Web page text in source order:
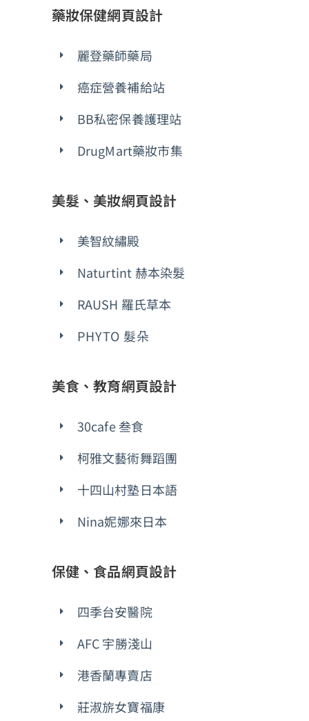
藥妝保健網頁設計
麗登藥師藥局
癌症營養補給站
BB私密保養護理站
DrugMart藥妝市集
美髮、美妝網頁設計
美智紋繡殿
Naturtint 赫本染髮
RAUSH 羅氏草本
PHYTO 髮朵
美食、教育網頁設計
30cafe 叁食
柯雅文藝術舞蹈團
十四山村塾日本語
Nina妮娜來日本
保健、食品網頁設計
四季台安醫院
AFC 宇勝淺山
港香蘭專賣店
莊淑旂女寶福康